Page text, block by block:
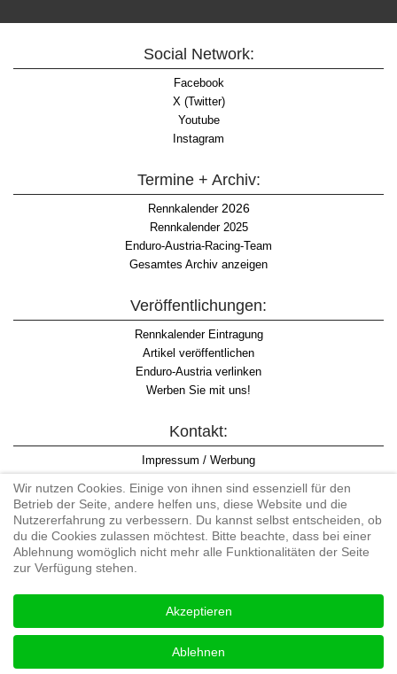
Social Network:
Facebook
X (Twitter)
Youtube
Instagram
Termine + Archiv:
Rennkalender2026
Rennkalender 2025
Enduro-Austria-Racing-Team
Gesamtes Archiv anzeigen
Veröffentlichungen:
Rennkalender Eintragung
Artikel veröffentlichen
Enduro-Austria verlinken
Werben Sie mit uns!
Kontakt:
Impressum / Werbung
Informationspflicht WKO
AGB
#enduroaustria, #wirlebenenduro #enduroaustriaracingteam
Enduro-Austria, Enduro, Endurosport, Endurocross, Endurotraining,
Endurotouren, Endurorennen, Hardenduro, Extreme Enduro
Wir nutzen Cookies. Einige von ihnen sind essenziell für den
Betrieb der Seite, andere helfen uns, diese Website und die
Nutzererfahrung zu verbessern. Du kannst selbst entscheiden, ob
du die Cookies zulassen möchtest. Bitte beachte, dass bei einer
Ablehnung womöglich nicht mehr alle Funktionalitäten der Seite
zur Verfügung stehen.
Akzeptieren
Ablehnen